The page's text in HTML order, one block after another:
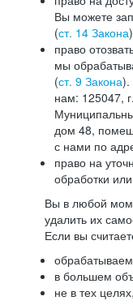
Вы можете
(ст. 14 Закона
право
мы
(ст. 9 Закона).
нам: 125047,
дом 48,
с нами по
право на
обработки
Вы в любой
удалить их
Если вы
в большем
не в тех